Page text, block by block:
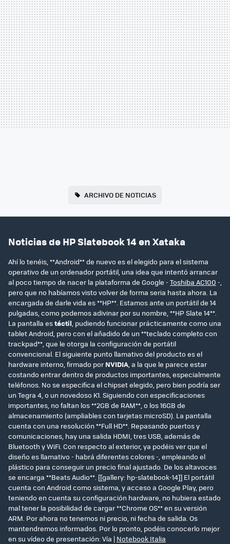
ARCHIVO DE NOTICIAS
Noticias de HP Slatebook 14 en Xataka
Ahí lo tenéis, **Android** de nuevo es el elegido para el sistema
operativo de un ordenador portátil, una idea que intentó arrancar
al poco tiempo de nacer la plataforma de Google - Toshiba AC100 -,
pero que no habíamos visto volver de forma seria hasta ahora. La
encargada de darle vida es **HP**. Estamos ante un portátil de 14
pulgadas, como podemos adivinar por su nombre, **HP Slate 14**.
La pantalla estáctil , pudiendo funcionar prácticamente como una
tablet Android, pero con el añadido de un **teclado completo con
trackpad**, que le otorga la configuración de portátil
convencional. El siguiente punto llamativo del producto es el
hardware interno, firmado por NVIDIA , a la que le parece estar
costando entrar dentro de productos importantes, especialmente
teléfonos. No se especifica el chipset elegido, pero bien podría ser
un Tegra 4, o un novedoso K1. Siguiendo con especificaciones
importantes, no faltan los **2GB de RAM**, o los 16GB de
almacenamiento (ampliables con tarjetas microSD). La pantalla
cuenta con una resolución **Full HD**. Repasando puertos y
comunicaciones, hay una salida HDMI, tres USB, además de
Bluetooth y WiFi. Con respecto al exterior, ya podéis ver que el
diseño es llamativo - habrá diferentes colores -, empleando el
plástico para conseguir un precio final ajustado. De los altavoces
se encarga **Beats Audio**. [[gallery: hp-slatebook-14]] El portátil
cuenta con Android como sistema, y acceso a Google Play, pero
teniendo en cuenta su configuración hardware, no hubiera estado
mal tener la posibilidad de cargar **Chrome OS** en su versión
ARM. Por ahora no tenemos ni precio, ni fecha de salida. Os
mantendremos informados. Por lo pronto, podéis conocerlo mejor
en su vídeo de presentación: Vía | Notebook Italia